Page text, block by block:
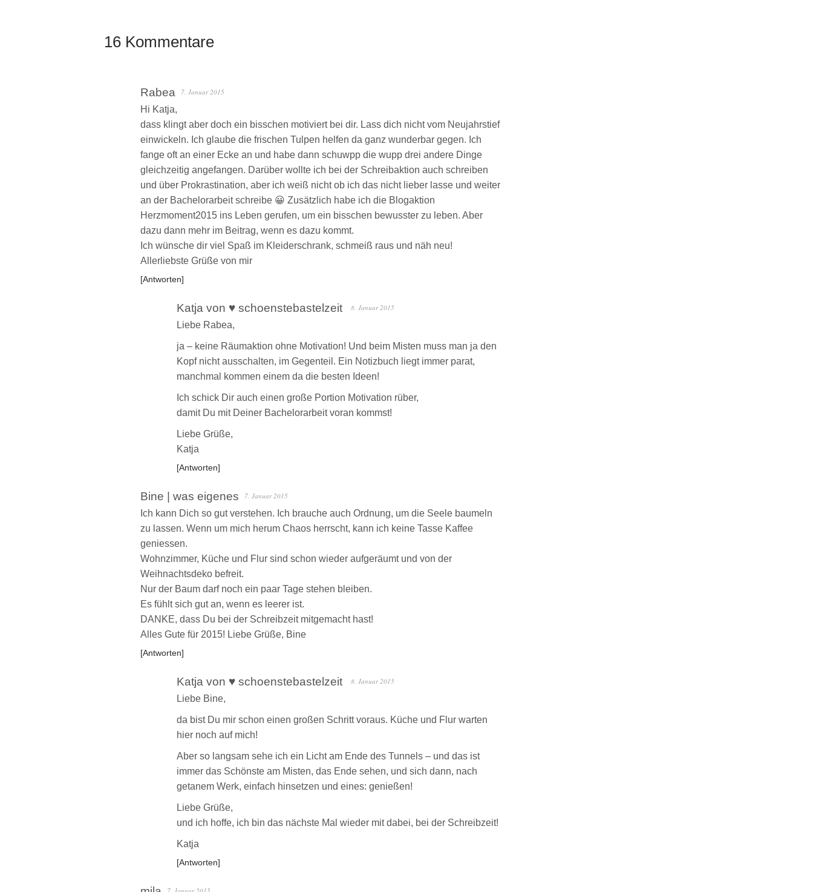
16 Kommentare
Rabea 7. Januar 2015
Hi Katja,
dass klingt aber doch ein bisschen motiviert bei dir. Lass dich nicht vom Neujahrstief
einwickeln. Ich glaube die frischen Tulpen helfen da ganz wunderbar gegen. Ich
fange oft an einer Ecke an und habe dann schuwpp die wupp drei andere Dinge
gleichzeitig angefangen. Darüber wollte ich bei der Schreibaktion auch schreiben
und über Prokrastination, aber ich weiß nicht ob ich das nicht lieber lasse und weiter
an der Bachelorarbeit schreibe 😀 Zusätzlich habe ich die Blogaktion
Herzmoment2015 ins Leben gerufen, um ein bisschen bewusster zu leben. Aber
dazu dann mehr im Beitrag, wenn es dazu kommt.
Ich wünsche dir viel Spaß im Kleiderschrank, schmeiß raus und näh neu!
Allerliebste Grüße von mir
Antworten
Katja von ♥ schoenstebastelzeit 8. Januar 2015
Liebe Rabea,
ja – keine Räumaktion ohne Motivation! Und beim Misten muss man ja den
Kopf nicht ausschalten, im Gegenteil. Ein Notizbuch liegt immer parat,
manchmal kommen einem da die besten Ideen!
Ich schick Dir auch einen große Portion Motivation rüber,
damit Du mit Deiner Bachelorarbeit voran kommst!
Liebe Grüße,
Katja
Antworten
Bine | was eigenes 7. Januar 2015
Ich kann Dich so gut verstehen. Ich brauche auch Ordnung, um die Seele baumeln
zu lassen. Wenn um mich herum Chaos herrscht, kann ich keine Tasse Kaffee
geniessen.
Wohnzimmer, Küche und Flur sind schon wieder aufgeräumt und von der
Weihnachtsdeko befreit.
Nur der Baum darf noch ein paar Tage stehen bleiben.
Es fühlt sich gut an, wenn es leerer ist.
DANKE, dass Du bei der Schreibzeit mitgemacht hast!
Alles Gute für 2015! Liebe Grüße, Bine
Antworten
Katja von ♥ schoenstebastelzeit 8. Januar 2015
Liebe Bine,
da bist Du mir schon einen großen Schritt voraus. Küche und Flur warten
hier noch auf mich!
Aber so langsam sehe ich ein Licht am Ende des Tunnels – und das ist
immer das Schönste am Misten, das Ende sehen, und sich dann, nach
getanem Werk, einfach hinsetzen und eines: genießen!
Liebe Grüße,
und ich hoffe, ich bin das nächste Mal wieder mit dabei, bei der Schreibzeit!
Katja
Antworten